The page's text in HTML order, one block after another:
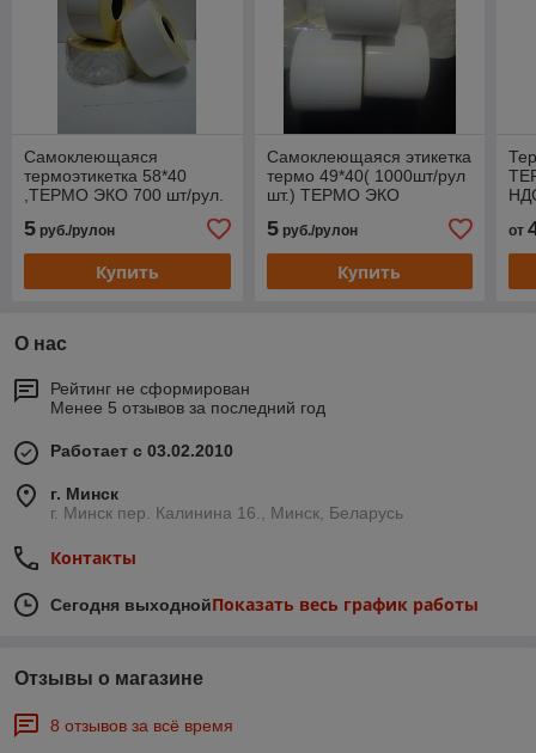
Самоклеющаяся
термоэтикетка 58*40
,ТЕРМО ЭКО 700 шт/рул.
5 руб./рулон
Купить
Самоклеющаяся этикетка
термо 49*40( 1000шт/рул
шт.) ТЕРМО ЭКО
5руб./рулон
Купить
от
О нас
Рейтинг не сформирован
Менее 5 отзывов за последний год
Работает с 03.02.2010
г. Минск
г. Минск пер. Калинина 16., Минск, Беларусь
Контакты
Сегодня выходнойПоказать весь график работы
Отзывы о магазине
8 отзывов за всё время